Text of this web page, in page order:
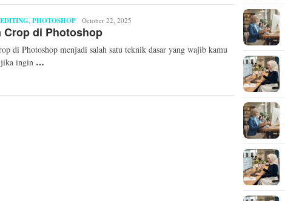
EDITING PHOTOSHOP Mita
Mellinda
October 22, 2025
Crop di Photoshop
di Photoshop menjadi salah satu teknik dasar yang wajib kamu
ingin …